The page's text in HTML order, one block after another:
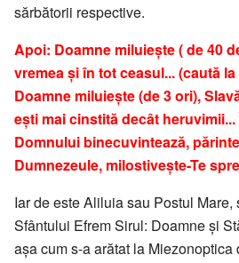
sărbătorii respective.
Apoi: Doamne miluieşte ( de 40
vremea şi în tot ceasul... (caută
Doamne miluieşte (de 3 ori),
eşti mai cinstită decât
Domnului binecuvintează,
Dumnezeule, milostiveşte-Te
Iar de este Aliluia sau Postul
Sfântului Efrem Sirul: Doamne şi
aşa cum s-a arătat la